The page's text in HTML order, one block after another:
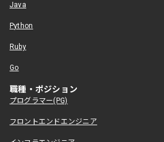
Java
Python
Ruby
Go
職種・ポジション
プログラマー(PG)
フロントエンドエンジニア